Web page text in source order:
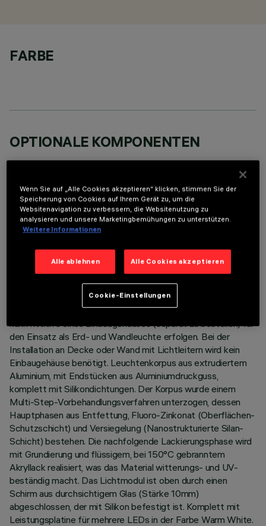
FARBE
OPTIONALE KOMPONENTEN
TECHNISCHE DATEN
BESCHREIBUNG
Bandleuchte mit direktem Licht zur Verwendung von
einfarbigen LED-Lichtquellen. Die Installation des Produkts
kann mithilfe eines Einbaugehäuses (separat zu bestellen) für
den Einsatz als Erd- und Wandleuchte erfolgen. Bei der
Installation an Decke oder Wand mit Lichtleitern wird kein
Einbaugehäuse benötigt. Leuchtenkorpus aus extrudiertem
Aluminium, mit Endstücken aus Aluminiumdruckguss,
komplett mit Silikondichtungen. Der Korpus wurde einem
Multi-Step-Vorbehandlungsverfahren unterzogen, dessen
Hauptphasen aus Entfettung, Fluoro-Zinkonat (Oberflächen-
Schutzschicht) und Versiegelung (Nanostrukturierte Silan-
Schicht) bestehen. Die nachfolgende Lackierungsphase wird
mit Grundierung und flüssigem, bei 150°C gebranntem
Akryllack realisiert, was das Material witterungs- und UV-
beständig macht. Das Lichtmodul ist oben durch einen
Schirm aus durchsichtigem Glas (Stärke 10mm)
abgeschlossen, der mit Silikon befestigt ist. Komplett mit
Leistungsplatine für mehrere LEDs in der Farbe Warm White.
Wenn Sie auf „Alle Cookies akzeptieren“ klicken, stimmen Sie der
Speicherung von Cookies auf Ihrem Gerät zu, um die
Websitenavigation zu verbessern, die Websitenutzung zu
analysieren und unsere Marketingbemühungen zu unterstützen.
Weitere Informationen
Alle ablehnen Alle Cookies akzeptieren
Cookie-Einstellungen